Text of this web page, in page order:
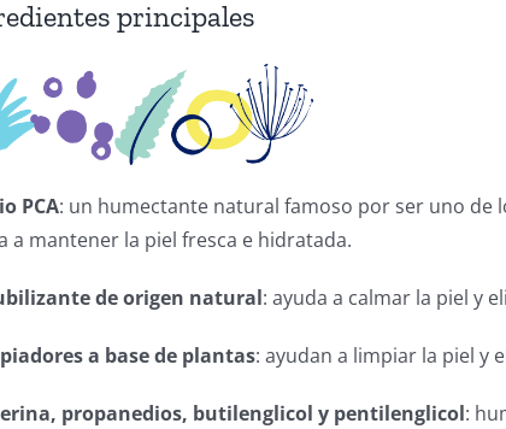
principales
PCA: un humectante natural famoso por ser uno de
a mantener la piel fresca e hidratada.
de origen natural: ayuda a calmar la piel y
a base de plantas: ayudan a limpiar la piel y
propanedios, butilenglicol y pentilenglicol: